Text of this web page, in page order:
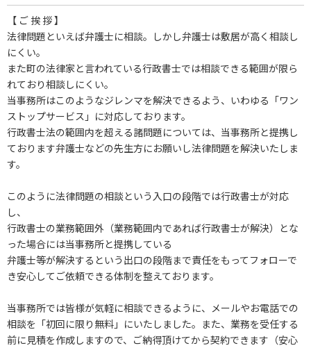
【 ご 挨 拶 】
法律問題といえば弁護士に相談。しかし弁護士は敷居が高く相談し
にくい。
また町の法律家と言われている行政書士では相談できる範囲が限ら
れており相談しにくい。
当事務所はこのようなジレンマを解決できるよう、いわゆる「ワン
ストップサービス」に対応しております。
行政書士法の範囲内を超える諸問題については、当事務所と提携し
ております弁護士などの先生方にお願いし法律問題を解決いたしま
す。
このように法律問題の相談という入口の段階では行政書士が対応
し、
行政書士の業務範囲外（業務範囲内であれば行政書士が解決）とな
った場合には当事務所と提携している
弁護士等が解決するという出口の段階まで責任をもってフォローで
き安心してご依頼できる体制を整えております。
当事務所では皆様が気軽に相談できるように、メールやお電話での
相談を「初回に限り無料」にいたしました。また、業務を受任する
前に見積を作成しますので、ご納得頂けてから契約できます（安心